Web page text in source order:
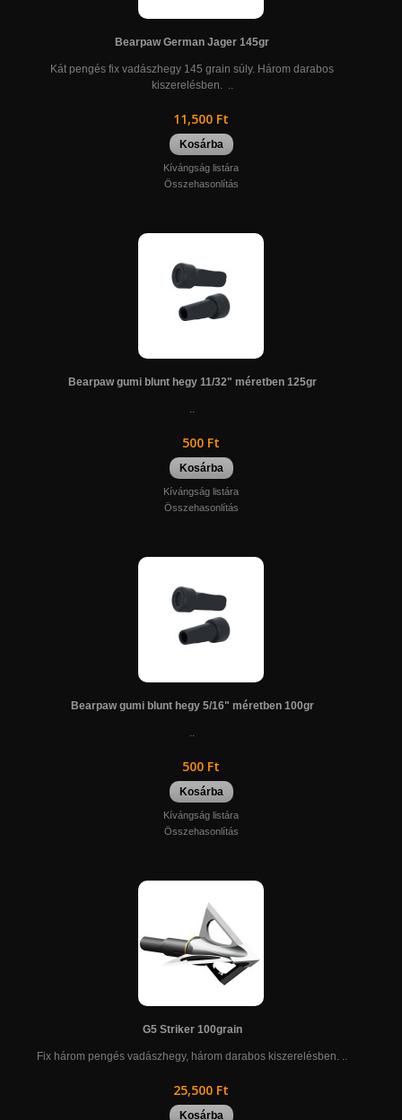
Bearpaw German Jager 145gr
Kát pengés fix vadászhegy 145 grain súly. Három darabos
kiszerelésben. ..
11,500 Ft
Kosárba
Kívángság listára
Összehasonlítás
Bearpaw gumi blunt hegy 11/32" méretben 125gr
500 Ft
Kosárba
Kívángság listára
Összehasonlítás
Bearpaw gumi blunt hegy 5/16" méretben 100gr
500 Ft
Kosárba
Kívángság listára
Összehasonlítás
G5 Striker 100grain
Fix három pengés vadászhegy, három darabos kiszerelésben. ..
25,500 Ft
Kosárba